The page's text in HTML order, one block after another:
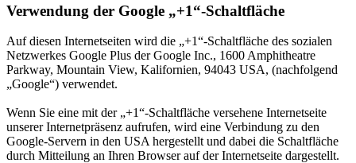
Verwendung der Google „+1“-Schaltfläche
Auf diesen Internetseiten wird die „+1“-Schaltfläche des sozialen
Netzwerkes Google Plus der Google Inc., 1600 Amphitheatre
Parkway, Mountain View, Kalifornien, 94043 USA, (nachfolgend
„Google“) verwendet.
Wenn Sie eine mit der „+1“-Schaltfläche versehene Internetseite
unserer Internetpräsenz aufrufen, wird eine Verbindung zu den
Google-Servern in den USA hergestellt und dabei die Schaltfläche
durch Mitteilung an Ihren Browser auf der Internetseite dargestellt.